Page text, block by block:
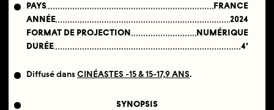
PAYS
FRANCE
ANNÉE
2024
FORMAT DE PROJECTION
NUMÉRIQUE
DURÉE
4'
Diffusé dansCINÉASTES -15 & 15-17,9 ANS.
SYNOPSIS